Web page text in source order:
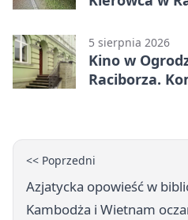
5 sierpnia 2026
Kino w
Raciborza.
<< Poprzedni
Azjatycka opowieść w
Kambodża i Wietnam